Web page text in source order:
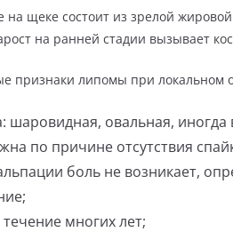
на щеке состоит из зрелой
на ранней стадии вызывает
признаки липомы при локальном
шаровидная, овальная, иногда
по причине отсутствия
боль не возникает,
течение многих лет;